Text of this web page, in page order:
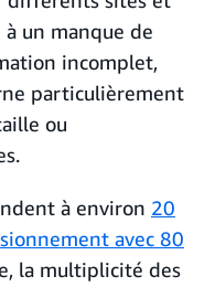
un manque de
incomplet,
particulièrement
ou
à environ 20
avec 80
la multiplicité des